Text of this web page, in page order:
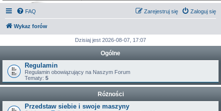
FAQ Zaloguj się
Zarejestruj się
Wykaz forów
Dzisiaj jest 2026-08-07, 17:07
Ogólne
Regulamin
Regulamin obowiązujący na Naszym Forum
Tematy: 5
Różności
Przedstaw siebie i swoje maszyny